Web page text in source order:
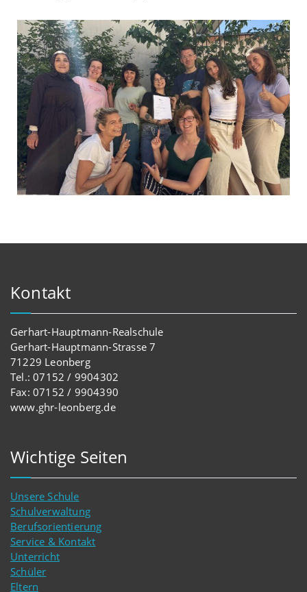
Kontakt
Gerhart-Hauptmann-Realschule
Gerhart-Hauptmann-Strasse 7
71229 Leonberg
Tel.: 07152 / 9904302
Fax: 07152 / 9904390
www.ghr-leonberg.de
Wichtige Seiten
Unsere Schule
Schulverwaltung
Berufsorientierung
Service & Kontakt
Unterricht
Schüler
Eltern